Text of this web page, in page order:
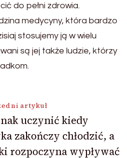
do pełni zdrowia.
medycyny, która bardzo
stosujemy ją w wielu
są jej także ludzie, którzy
artykuł
uczynić kiedy
zakończy chłodzić, a
rozpoczyna wypływać